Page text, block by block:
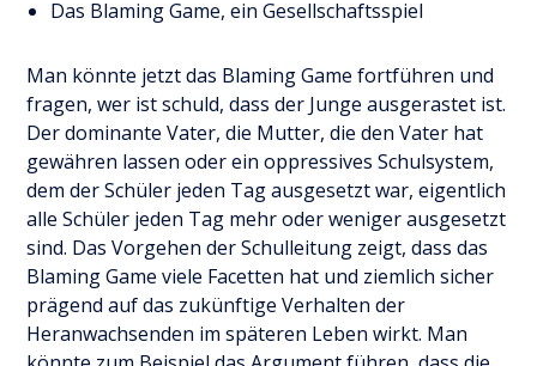
Das Blaming Game, ein Gesellschaftsspiel
Man könnte jetzt das Blaming Game fortführen und
fragen, wer ist schuld, dass der Junge ausgerastet ist.
Der dominante Vater, die Mutter, die den Vater hat
gewähren lassen oder ein oppressives Schulsystem,
dem der Schüler jeden Tag ausgesetzt war, eigentlich
alle Schüler jeden Tag mehr oder weniger ausgesetzt
sind. Das Vorgehen der Schulleitung zeigt, dass das
Blaming Game viele Facetten hat und ziemlich sicher
prägend auf das zukünftige Verhalten der
Heranwachsenden im späteren Leben wirkt. Man